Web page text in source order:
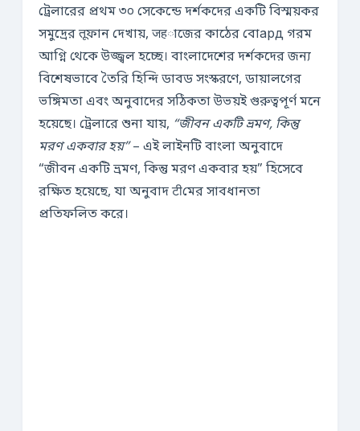
ট্রেলারের প্রথম ৩০ সেকেন্ডে দর্শকদের একটি বিস্ময়কর
সমুদ্রের तूফান দেখায়, जहাজের কাঠের বোард গরম
আগ্নি থেকে উজ্জ্বল হচ্ছে। বাংলাদেশের দর্শকদের জন্য
বিশেষভাবে তৈরি হিন্দি ডাবড সংস্করণে, ডায়ালগের
ভঙ্গিমতা এবং অনুবাদের সঠিকতা উভয়ই গুরুত্বপূর্ণ মনে
হয়েছে। ট্রেলারে শুনা যায়, “জীবন একটি ভ্রমণ, কিন্তু
মরণ একবার হয়”– এই লাইনটি বাংলা অনুবাদে
“জীবন একটি ভ্রমণ, কিন্তু মরণ একবার হয়” হিসেবে
রক্ষিত হয়েছে, যা অনুবাদ टीমের সাবধানতা
প্রতিফলিত করে।